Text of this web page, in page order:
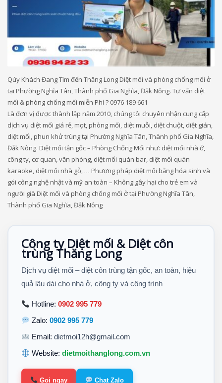
Qúy Khách Đang Tìm đến Thăng Long Diệt mối và phòng chống mối ở
tại Phường Nghĩa Tân, Thành phố Gia Nghĩa, Đắk Nông. Tư vấn diệt
mối & phòng chống mối miễn Phí ? 0976 189 661
Là đơn vị được thành lập năm 2010, chúng tôi chuyên nhận cung cấp
dịch vụ diệt mối giá rẻ, mọt, phòng mối, diệt muỗi, diệt chuột, diệt gián,
diệt mối, phun khử trùng tại Phường Nghĩa Tân, Thành phố Gia Nghĩa,
Đắk Nông. Diệt mối tận gốc – Phòng Chống Mối như: diệt mối nhà ở,
công ty, cơ quan, văn phòng, diệt mối quán bar, diệt mối quán
karaoke, diệt mối nhà gỗ, … Phương pháp diệt mối bằng hóa sinh và
gói công nghệ nhật và mỹ an toàn – Không gây hại cho trẻ em và
người già Diệt mối và phòng chống mối ở tại Phường Nghĩa Tân,
Thành phố Gia Nghĩa, Đắk Nông
Công ty Diệt mối & Diệt côn
trùng Thăng Long
Dịch vụ diệt mối – diệt côn trùng tận gốc, an toàn, hiệu
quả lâu dài cho nhà ở, công ty và công trình
Hotline:0902 995 779
Zalo:0902 995 779
Email:dietmoi12h@gmail.com
Website:dietmoithanglong.com.vn
Gọi ngay Chat Zalo